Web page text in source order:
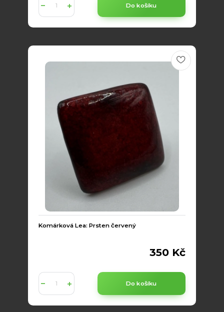
Do košíku
Komárková Lea: Prsten červený
350 Kč
Do košíku